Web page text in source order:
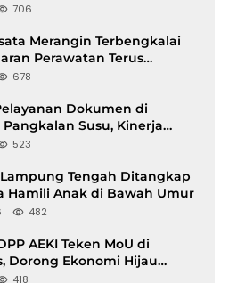
706
Merangin Terbengkalai
Perawatan Terus
678
Dokumen di
Susu, Kinerja
Disorot
523
Tengah Ditangkap
Hamili Anak di Bawah Umur
482
AEKI Teken MoU di
Dorong Ekonomi Hijau
dan Perdagangan Karbon
418